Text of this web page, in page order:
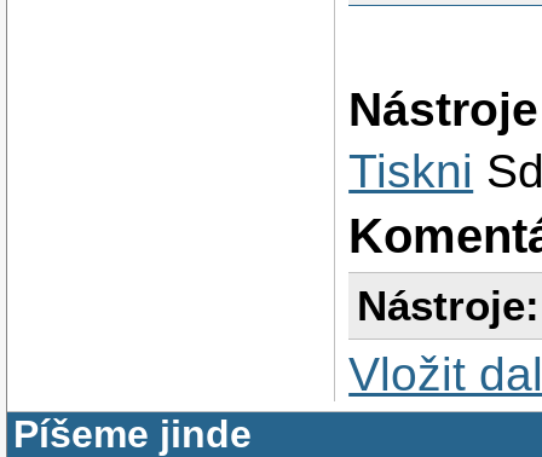
Nástroje
Tiskni
Nástroje:
Vložit
Píšeme jinde